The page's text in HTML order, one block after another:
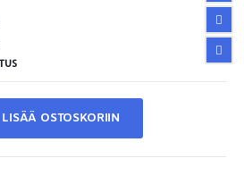
LISÄÄ OSTOSKORIIN